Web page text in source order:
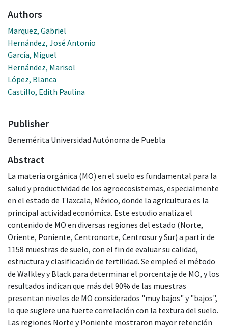
Authors
Marquez, Gabriel
Hernández, José Antonio
García, Miguel
Hernández, Marisol
López, Blanca
Castillo, Edith Paulina
Publisher
Benemérita Universidad Autónoma de Puebla
Abstract
La materia orgánica (MO) en el suelo es fundamental para la
salud y productividad de los agroecosistemas, especialmente
en el estado de Tlaxcala, México, donde la agricultura es la
principal actividad económica. Este estudio analiza el
contenido de MO en diversas regiones del estado (Norte,
Oriente, Poniente, Centronorte, Centrosur y Sur) a partir de
1158 muestras de suelo, con el fin de evaluar su calidad,
estructura y clasificación de fertilidad. Se empleó el método
de Walkley y Black para determinar el porcentaje de MO, y los
resultados indican que más del 90% de las muestras
presentan niveles de MO considerados "muy bajos" y "bajos",
lo que sugiere una fuerte correlación con la textura del suelo.
Las regiones Norte y Poniente mostraron mayor retención